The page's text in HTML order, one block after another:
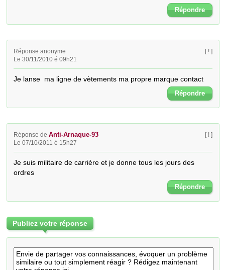
Répondre
Réponse anonyme
Le 30/11/2010 é 09h21
[ ! ]
Je lanse  ma ligne de vètements ma propre marque contact
Répondre
Réponse deAnti-Arnaque-93
Le 07/10/2011 é 15h27
[ ! ]
Je suis militaire de carrière et je donne tous les jours des
ordres
Répondre
Publiez votre réponse